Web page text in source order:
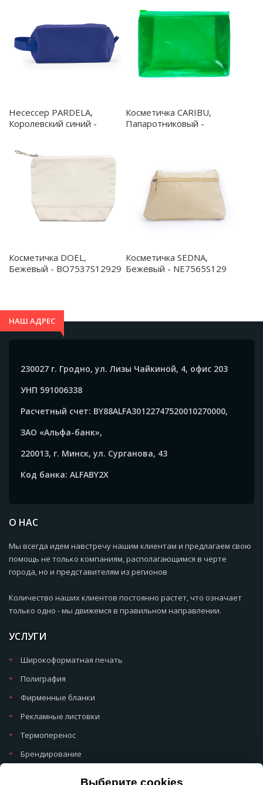
Выберите cookies
Несессер PARDELA,
Королевский синий -
Косметичка CARIBU,
Папаротниковый -
Косметичка DOEL,
Бежевый - BO7537S12929
Косметичка SEDNA,
Бежевый - NE7565S129
НАШ АДРЕС
230027 г. Гродно, ул. Лизы Чайкиной, 4, офис 203
УНП 591006338
Расчетный счет: BY88ALFA30122747520010270000,
ЗАО «Альфа-банк»,
220013, г. Минск, ул. Сурганова, 43
Код банка: ALFABY2X
О НАС
Мы всегда идем навстречу нашим клиентам и предлагаем свою
помощь не только компаниям, располагающимся в черте
города, но и представителям из регионов
Количество наших клиентов постоянно растет, что означает
только одно - мы движемся в правильном направлении.
УСЛУГИ
Широкоформатная печать
Полиграфия
Фирменные бланки
Рекламные листовки
Термоперенос
Брендирование